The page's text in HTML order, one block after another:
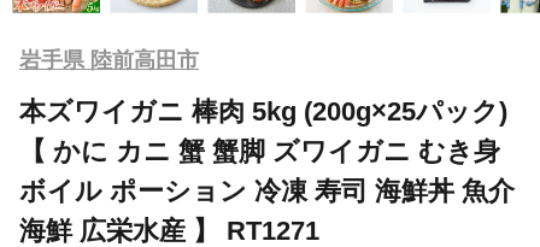
岩手県 陸前高田市
本ズワイガニ 棒肉 5kg (200g×25パック)
【 かに カニ 蟹 蟹脚 ズワイガニ むき身
ボイル ポーション 冷凍 寿司 海鮮丼 魚介
海鮮 広栄水産 】 RT1271